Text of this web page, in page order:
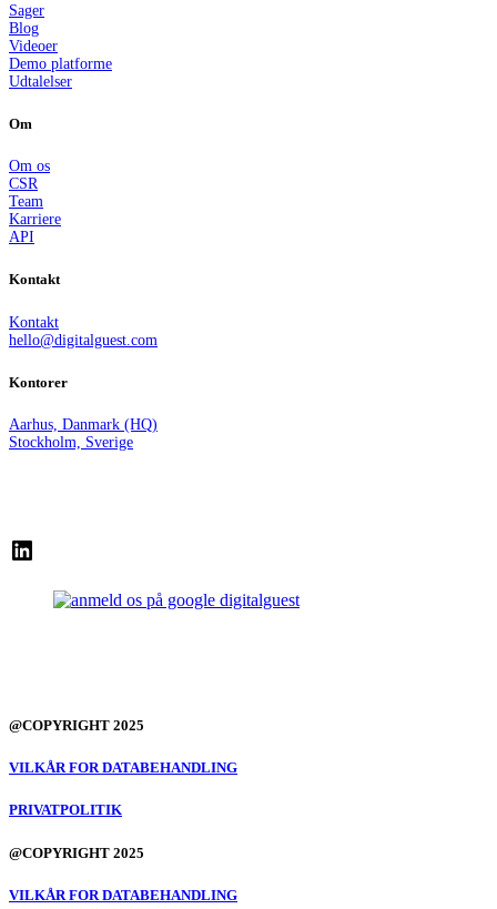
Sager
Blog
Videoer
Demo platforme
Udtalelser
Om
Om os
CSR
Team
Karriere
API
Kontakt
Kontakt
hello@digitalguest.com
Kontorer
Aarhus, Danmark (HQ)
Stockholm, Sverige
LinkedIn
@COPYRIGHT 2025
VILKÅR FOR DATABEHANDLING
PRIVATPOLITIK
@COPYRIGHT 2025
VILKÅR FOR DATABEHANDLING